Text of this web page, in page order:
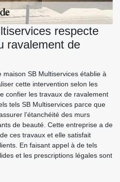
respecte
ravalement de
maison SB Multiservices établie à
cette intervention selon les
confier les travaux de ravalement
tels SB Multiservices parce que
l’étanchéité des murs
de beauté. Cette entreprise a de
ces travaux et elle satisfait
En faisant appel à de tels
et les prescriptions légales sont